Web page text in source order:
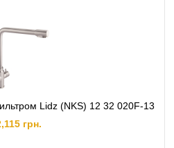
Lidz (NKS) 12 32 020F-13
грн.